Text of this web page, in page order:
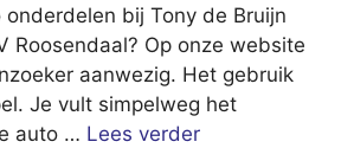
bij Tony de Bruijn
Roosendaal? Op onze website
aanwezig. Het gebruik
Je vult simpelweg het
auto … Lees verder